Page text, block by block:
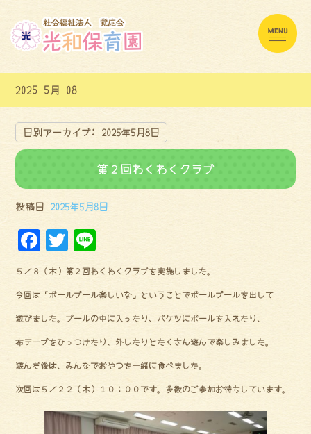
2025 5月 08
日別アーカイブ: 2025年5月8日
第２回わくわくクラブ
投稿日 2025年5月8日
F
a
ce
bo
ok
Tw
it
te
r
ne
５／８（木）第２回わくわくクラブを実施しました。
今回は「ボールプール楽しいな」ということでボールプールを出して
遊びました。プールの中に入ったり、バケツにボールを入れたり、
布テープをひっつけたり、外したりとたくさん遊んで楽しみました。
遊んだ後は、みんなでおやつを一緒に食べました。
次回は５／２２（木）１０：００です。多数のご参加お待ちしています。